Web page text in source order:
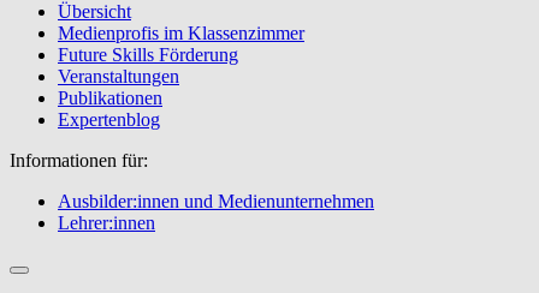
Übersicht
Medienprofis im Klassenzimmer
Future Skills Förderung
Veranstaltungen
Publikationen
Expertenblog
Informationen für:
Ausbilder:innen und Medienunternehmen
Lehrer:innen